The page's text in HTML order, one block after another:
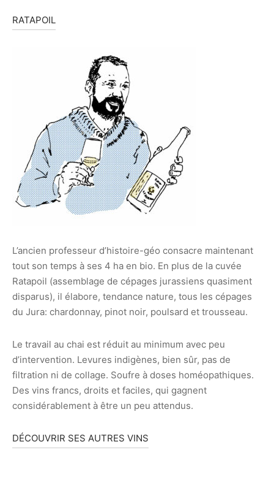
RATAPOIL
L’ancien professeur d’histoire-géo consacre maintenant
tout son temps à ses 4 ha en bio. En plus de la cuvée
Ratapoil (assemblage de cépages jurassiens quasiment
disparus), il élabore, tendance nature, tous les cépages
du Jura: chardonnay, pinot noir, poulsard et trousseau.
Le travail au chai est réduit au minimum avec peu
d’intervention. Levures indigènes, bien sûr, pas de
filtration ni de collage. Soufre à doses homéopathiques.
Des vins francs, droits et faciles, qui gagnent
considérablement à être un peu attendus.
DÉCOUVRIR SES AUTRES VINS